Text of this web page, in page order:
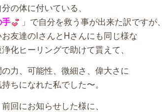
の体に付いている、
」で自分を救う事が出来た訳ですが、
友達のIさんとHさんにも同じ様な
化ヒーリングで助けて貰えて、
力、可能性、微細さ、偉大さに
ちになれた私でした〜。
回にお知らせした様に、